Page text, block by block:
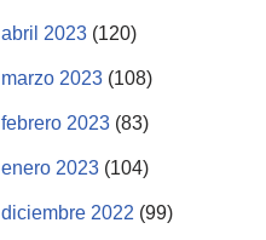
abril 2023 (120)
marzo 2023 (108)
febrero 2023 (83)
enero 2023 (104)
diciembre 2022 (99)